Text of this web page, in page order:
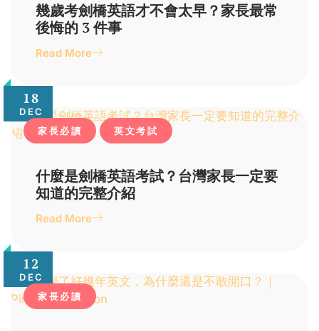
幾歲考劍橋英語才不會太早？家長最常
後悔的 3 件事
Read More
18
DEC
家長必讀
英文考試
什麼是劍橋英語考試？台灣家長一定要
知道的完整介紹
Read More
12
DEC
家長必讀